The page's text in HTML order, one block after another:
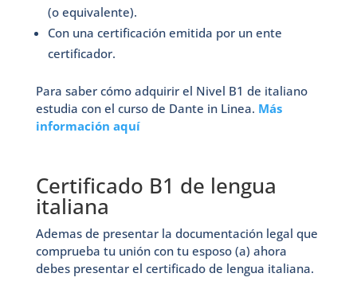
(o equivalente).
Con una certificación emitida por un ente
certificador.
Para saber cómo adquirir el Nivel B1 de italiano
estudia con el curso de Dante in Linea. Más
información aquí
Certificado B1 de lengua
italiana
Ademas de presentar la documentación legal que
comprueba tu unión con tu esposo (a) ahora
debes presentar el certificado de lengua italiana.